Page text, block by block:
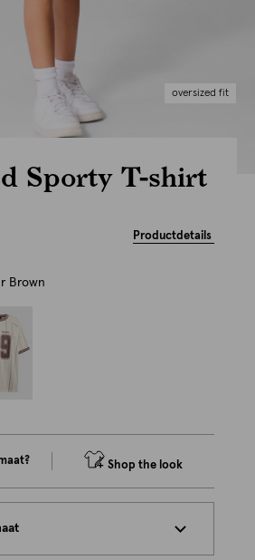
oversized fit
Sporty T-shirt
Productdetails
Brown
Shop the look